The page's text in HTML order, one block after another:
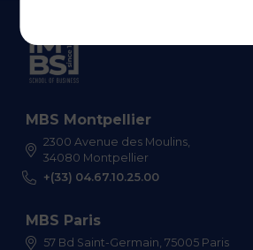
MBS Montpellier
2300 Avenue des Moulins,
34080 Montpellier
+(33) 04.67.10.25.00
MBS Paris
57 Bd Saint-Germain, 75005 Paris